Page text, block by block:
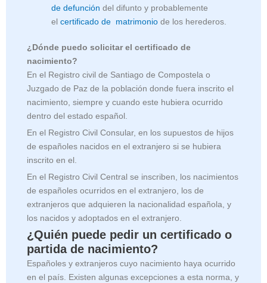
de defunción del difunto y probablemente
elcertificado de matrimonio de los herederos.
¿Dónde puedo solicitar el certificado de
nacimiento?
En el Registro civil de Santiago de Compostela o
Juzgado de Paz de la población donde fuera inscrito el
nacimiento, siempre y cuando este hubiera ocurrido
dentro del estado español.
En el Registro Civil Consular, en los supuestos de hijos
de españoles nacidos en el extranjero si se hubiera
inscrito en el.
En el Registro Civil Central se inscriben, los nacimientos
de españoles ocurridos en el extranjero, los de
extranjeros que adquieren la nacionalidad española, y
los nacidos y adoptados en el extranjero.
¿Quién puede pedir un certificado o
partida de nacimiento?
Españoles y extranjeros cuyo nacimiento haya ocurrido
en el país. Existen algunas excepciones a esta norma, y